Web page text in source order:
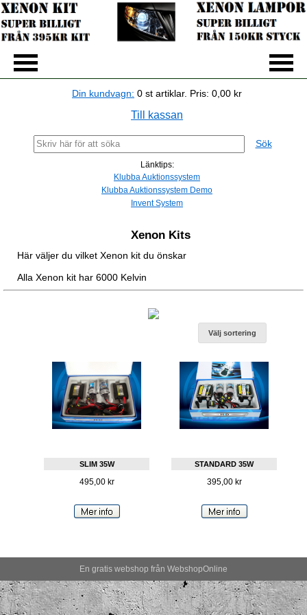
Din kundvagn: 0 st artiklar. Pris: 0,00 kr
Till kassan
Sök
Länktips:
Klubba Auktionssystem
Klubba Auktionssystem Demo
Invent System
Xenon Kits
Här väljer du vilket Xenon kit du önskar
Alla Xenon kit har 6000 Kelvin
Välj sortering
SLIM 35W
495,00 kr
STANDARD 35W
395,00 kr
En gratis webshop från WebshopOnline